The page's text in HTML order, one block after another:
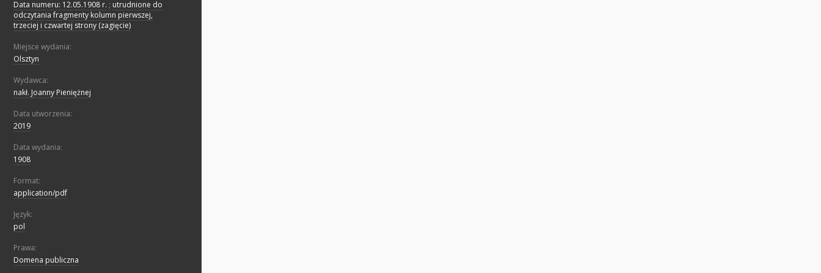
Data numeru: 12.05.1908 r. ; utrudnione do
odczytania fragmenty kolumn pierwszej,
trzeciej i czwartej strony (zagięcie)
Miejsce wydania:
Olsztyn
Wydawca:
nakł. Joanny Pieniężnej
Data utworzenia:
2019
Data wydania:
1908
Format:
application/pdf
Język:
pol
Prawa:
Domena publiczna